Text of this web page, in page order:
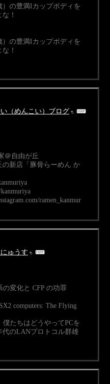
）の豊満Iカップボディを
！
）の豊満Iカップボディを
！
（めんこい）ブログ
＠自由が丘
の新店「豚骨らーめん か
ramen_kanmur
ゅうす
変化と CFP の功罪
computers: The Flying
たちはどうやってPCを
代のLANプロトコル群雄